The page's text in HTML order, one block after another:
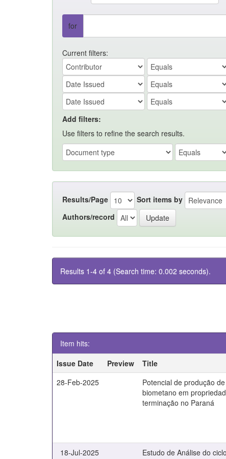
for
Current filters:
Add filters:
Use filters to refine the search results.
Results/Page Sort items by
Authors/record
Results 1-4 of 4 (Search time: 0.002 seconds).
Item hits:
Issue Date
Preview Title
28-Feb-2025
Potencial de produção
biometano em
terminação no Paraná
18-Jul-2025
Estudo de Análise do